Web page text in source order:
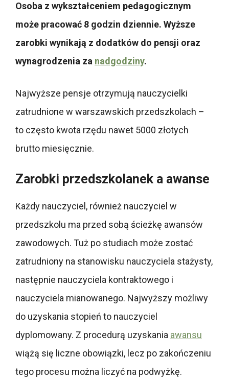
Osoba z wykształceniem pedagogicznym
może pracować 8 godzin dziennie. Wyższe
zarobki wynikają z dodatków do pensji oraz
wynagrodzenia za nadgodziny.
Najwyższe pensje otrzymują nauczycielki
zatrudnione w warszawskich przedszkolach –
to często kwota rzędu nawet 5000 złotych
brutto miesięcznie.
Zarobki przedszkolanek a awanse
Każdy nauczyciel, również nauczyciel w
przedszkolu ma przed sobą ścieżkę awansów
zawodowych. Tuż po studiach może zostać
zatrudniony na stanowisku nauczyciela stażysty,
następnie nauczyciela kontraktowego i
nauczyciela mianowanego. Najwyższy możliwy
do uzyskania stopień to nauczyciel
dyplomowany. Z procedurą uzyskania awansu
wiążą się liczne obowiązki, lecz po zakończeniu
tego procesu można liczyć na podwyżkę.